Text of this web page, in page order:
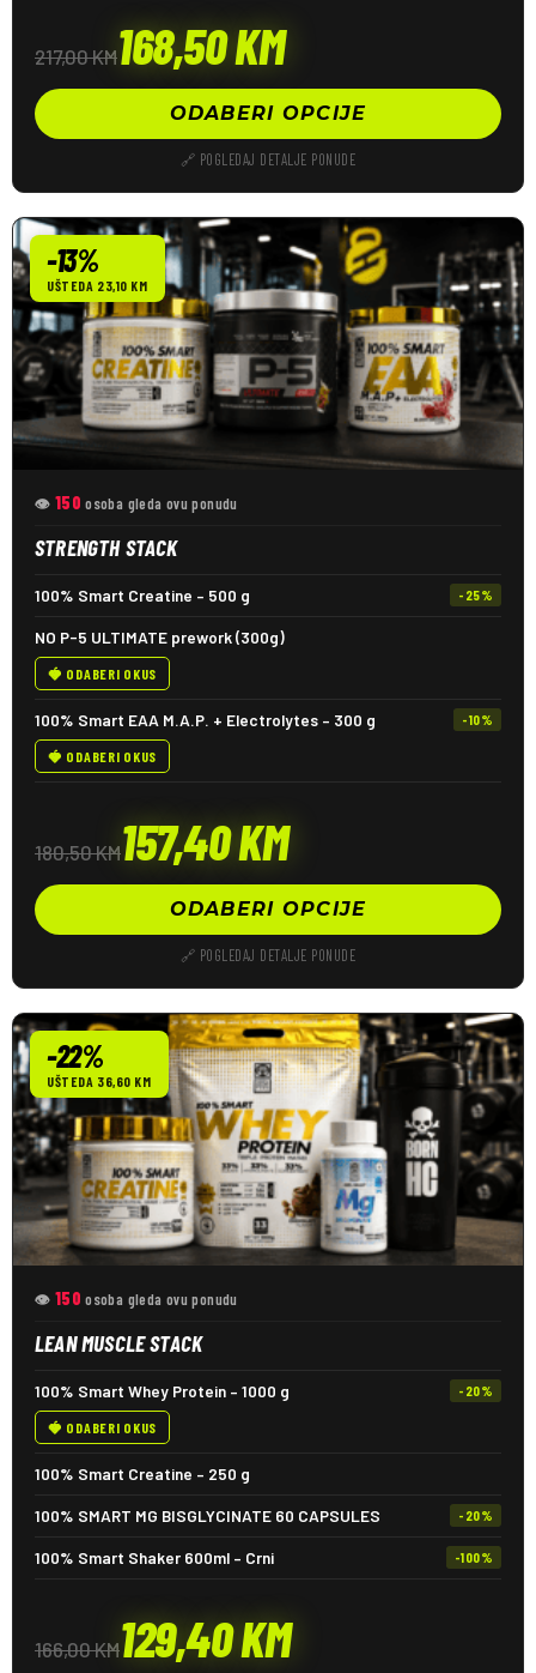
217,00KM168,50KM
ODABERI OPCIJE
🔗 POGLEDAJ DETALJE PONUDE
-13%
UŠTEDA 23,10 KM
👁 150 osoba gleda ovu ponudu
STRENGTH STACK
100% Smart Creatine – 500 g -25%
NO P-5 ULTIMATE prework (300g)
🍓 ODABERI OKUS
100% Smart EAA M.A.P. + Electrolytes – 300 g -10%
🍓 ODABERI OKUS
180,50KM157,40KM
ODABERI OPCIJE
🔗 POGLEDAJ DETALJE PONUDE
-22%
UŠTEDA 36,60 KM
👁 150 osoba gleda ovu ponudu
LEAN MUSCLE STACK
100% Smart Whey Protein – 1000 g -20%
🍓 ODABERI OKUS
100% Smart Creatine – 250 g
100% SMART MG BISGLYCINATE 60 CAPSULES -20%
100% Smart Shaker 600ml – Crni -100%
166,00KM129,40KM